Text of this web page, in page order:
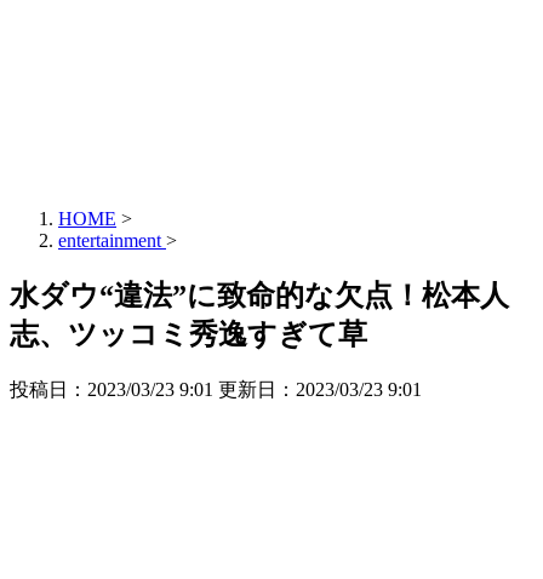
HOME >
entertainment >
水ダウ“違法”に致命的な欠点！松本人
志、ツッコミ秀逸すぎて草
投稿日：2023/03/23 9:01 更新日： 2023/03/23 9:01